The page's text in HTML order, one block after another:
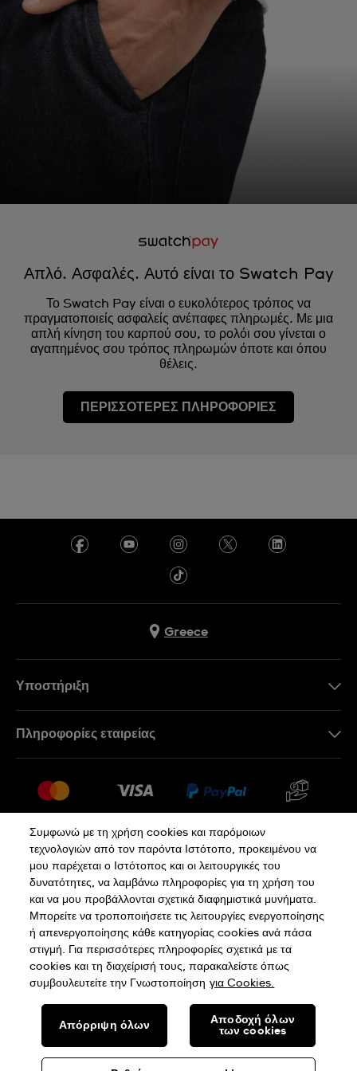
Απλό. Ασφαλές. Αυτό είναι το Swatch Pay
Το Swatch Pay είναι ο ευκολότερος τρόπος να
πραγματοποιείς ασφαλείς ανέπαφες πληρωμές. Με μια
απλή κίνηση του καρπού σου, το ρολόι σου γίνεται ο
αγαπημένος σου τρόπος πληρωμών όποτε και όπου
θέλεις.
ΠΕΡΙΣΣΟΤΕΡΕΣ ΠΛΗΡΟΦΟΡΙΕΣ
Greece
Υποστήριξη
Επιστροφές
Όροι Πώλησης
Κάνε κλικ εδώ για υπαναχώρηση
Πληροφορίες εταιρείας
Θέσεις Εργασίας
Πολιτική Απορρήτου Πολιτική Cookies
Όροι Χρήσης
SWISS MADE
© SWATCH AG 2026. ΜΕ ΤΗΝ ΕΠΙΦΥΛΑΞΗ ΚΑΘΕ ΝΟΜΙΚΟΥ
Συμφωνώ με τη χρήση cookies και παρόμοιων
τεχνολογιών από τον παρόντα Ιστότοπο, προκειμένου να
μου παρέχεται ο Ιστότοπος και οι λειτουργικές του
δυνατότητες, να λαμβάνω πληροφορίες για τη χρήση του
και να μου προβάλλονται σχετικά διαφημιστικά μυνήματα.
Μπορείτε να τροποποιήσετε τις λειτουργίες ενεργοποίησης
ή απενεργοποίησης κάθε κατηγορίας cookies ανά πάσα
στιγμή. Για περισσότερες πληροφορίες σχετικά με τα
cookies και τη διαχείρισή τους, παρακαλείστε όπως
συμβουλευτείτε την Γνωστοποίηση για Cookies.
Απόρριψη όλων
Αποδοχή όλων
των cookies